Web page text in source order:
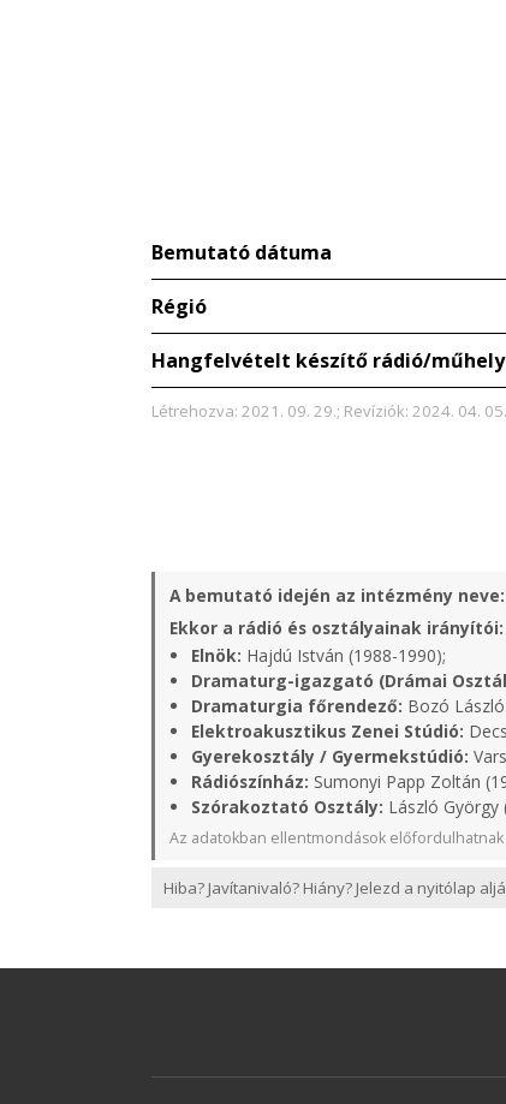
Bemutató dátuma
Régió
Hangfelvételt készítő rádió/műhely
Létrehozva: 2021. 09. 29.; Revíziók: 2024. 04. 05.
A bemutató idején az intézmény neve:
Ekkor a rádió és osztályainak irányítói:
Elnök: Hajdú István (1988-1990);
Dramaturg-igazgató (Drámai
Dramaturgia főrendező: Bozó
Elektroakusztikus Zenei Stúdió:
Gyerekosztály / Gyermekstúdió:
Rádiószínház: Sumonyi Papp Zoltán
Szórakoztató Osztály: László
Az adatokban ellentmondások
Hiba? Javítanivaló? Hiány? Jelezd a nyitólap